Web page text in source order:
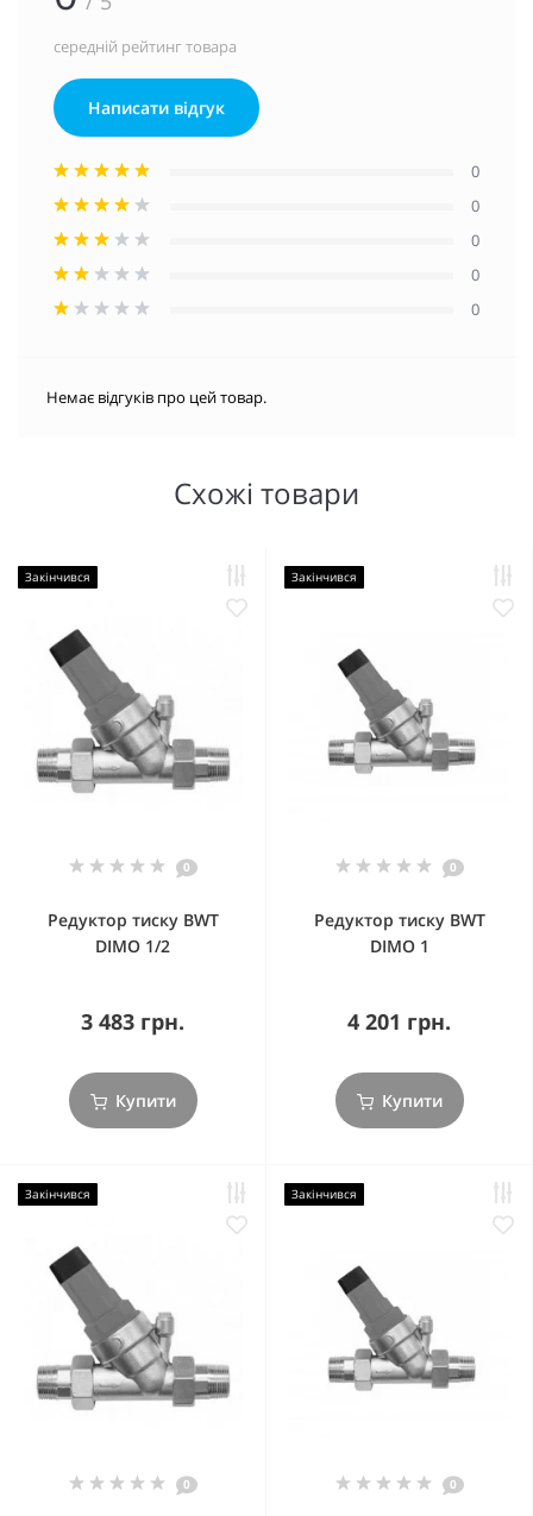
середній рейтинг товара
Написати відгук
0
0
0
0
0
Немає відгуків про цей товар.
Схожі товари
Закінчився
0
Редуктор тиску BWT
DIMO 1/2
3 483 грн.
Купити
Закінчився
0
Редуктор тиску BWT
DIMO 1
4 201 грн.
Купити
Закінчився
0
Закінчився
0